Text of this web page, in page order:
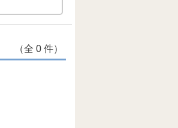
（全 0 件）